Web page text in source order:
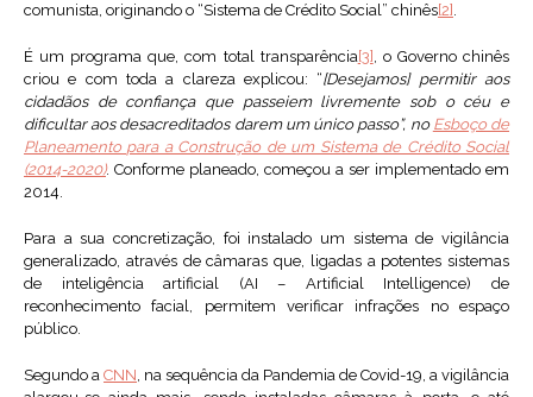
comunista, originando o “Sistema de Crédito Social” chinês[2] .
É um programa que, com total transparência[3] , o Governo chinês
criou e com toda a clareza explicou: “[Desejamos] permitir aos
cidadãos de confiança que passeiem livremente sob o céu e
dificultar aos desacreditados darem um único passo”, no Esboço de
Planeamento para a Construção de um Sistema de Crédito Social
(2014-2020). Conforme planeado, começou a ser implementado em
2014.
Para a sua concretização, foi instalado um sistema de vigilância
generalizado, através de câmaras que, ligadas a potentes sistemas
de inteligência artificial (AI – Artificial Intelligence) de
reconhecimento facial, permitem verificar infrações no espaço
público.
Segundo a CNN, na sequência da Pandemia de Covid-19, a vigilância